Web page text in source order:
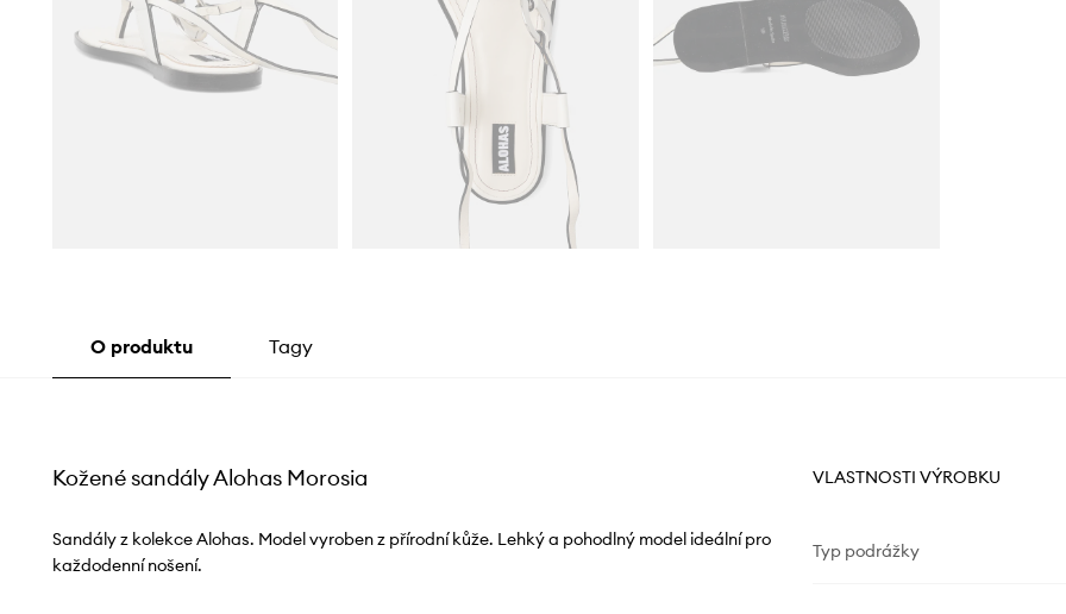
O produktu Tagy
Kožené sandály Alohas Morosia
Sandály z kolekce Alohas. Model vyroben z přírodní kůže. Lehký a pohodlný model ideální pro
každodenní nošení.
VLASTNOSTI VÝROBKU
Typ podrážky